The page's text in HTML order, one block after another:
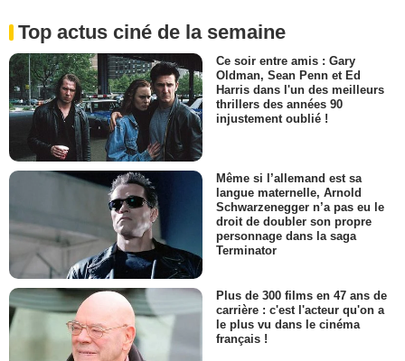
Top actus ciné de la semaine
Ce soir entre amis : Gary
Oldman, Sean Penn et Ed
Harris dans l'un des meilleurs
thrillers des années 90
injustement oublié !
Même si l’allemand est sa
langue maternelle, Arnold
Schwarzenegger n’a pas eu le
droit de doubler son propre
personnage dans la saga
Terminator
Plus de 300 films en 47 ans de
carrière : c'est l'acteur qu'on a
le plus vu dans le cinéma
français !